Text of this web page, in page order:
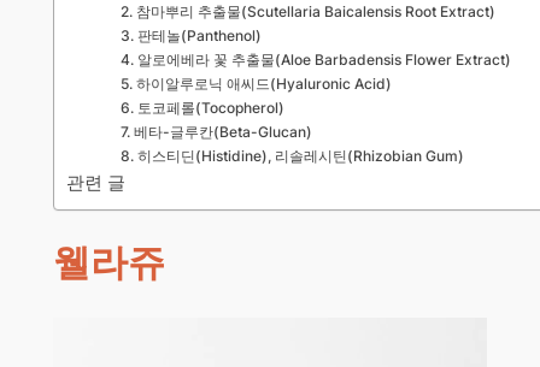
2. 참마뿌리 추출물(Scutellaria Baicalensis Root Extract)
3. 판테놀(Panthenol)
4. 알로에베라 꽃 추출물(Aloe Barbadensis Flower Extract)
5. 하이알루로닉 애씨드(Hyaluronic Acid)
6. 토코페롤(Tocopherol)
7. 베타-글루칸(Beta-Glucan)
8. 히스티딘(Histidine), 리솔레시틴(Rhizobian Gum)
관련 글
웰라쥬